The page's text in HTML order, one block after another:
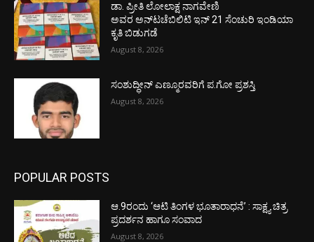
ಡಾ. ಪ್ರೀತಿ ಲೋಲಾಕ್ಷ ನಾಗವೇಣಿ
ಅವರ ಅನ್‌ಟಚೆಬಿಲಿಟಿ ಇನ್ 21 ಸೆಂಚುರಿ ಇಂಡಿಯಾ
ಕೃತಿ ಬಿಡುಗಡೆ
August 8, 2026
ಸಂಶುದ್ಧೀನ್ ಎಣ್ಮೂರವರಿಗೆ ಪ.ಗೋ ಪ್ರಶಸ್ತಿ
August 8, 2026
POPULAR POSTS
ಆ.9ರಂದು ‘ಆಟಿ ತಿಂಗಳ ಭೂತಾರಾಧನೆ’ : ಸಾಕ್ಷ್ಯ ಚಿತ್ರ
ಪ್ರದರ್ಶನ ಹಾಗೂ ಸಂವಾದ
August 8, 2026